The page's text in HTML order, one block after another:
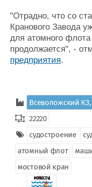
"Отрадно, что со
Кранового Завода
для атомного
продолжается", -
предприятия.
Всеволожский
22220
судостроение
атомный флот
мостовой кран